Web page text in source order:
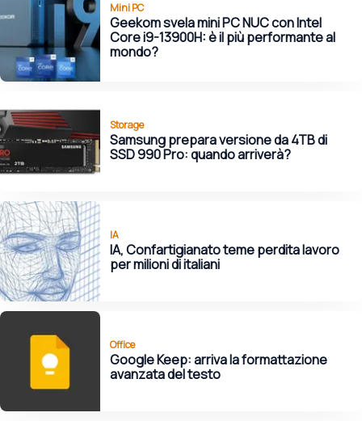
Mini PC
Geekom svela mini PC NUC con Intel
Core i9-13900H: è il più performante al
mondo?
Storage
Samsung prepara versione da 4TB di
SSD 990 Pro: quando arriverà?
IA
IA, Confartigianato teme perdita lavoro
per milioni di italiani
Office
Google Keep: arriva la formattazione
avanzata del testo